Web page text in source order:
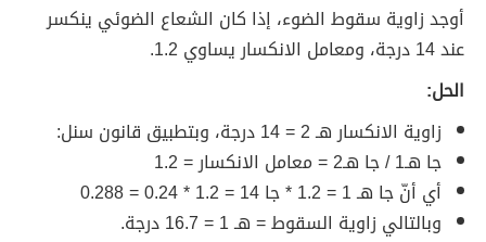
أوجد زاوية سقوط الضوء، إذا كان الشعاع الضوئي ينكسر
عند 14 درجة، ومعامل الانكسار يساوي 1.2.
الحل:
زاوية الانكسار هـ 2 = 14 درجة، وبتطبيق قانون سنل:
جا هـ1 / جا هـ2 = معامل الانكسار = 1.2
أي أنّ جا هـ 1 = 1.2 * جا 14 = 1.2 * 0.24 = 0.288
وبالتالي زاوية السقوط = هـ 1 = 16.7 درجة.